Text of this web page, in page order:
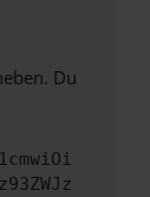
Du